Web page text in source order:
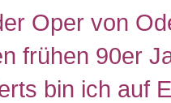
Oper von
frühen 90er
bin ich auf